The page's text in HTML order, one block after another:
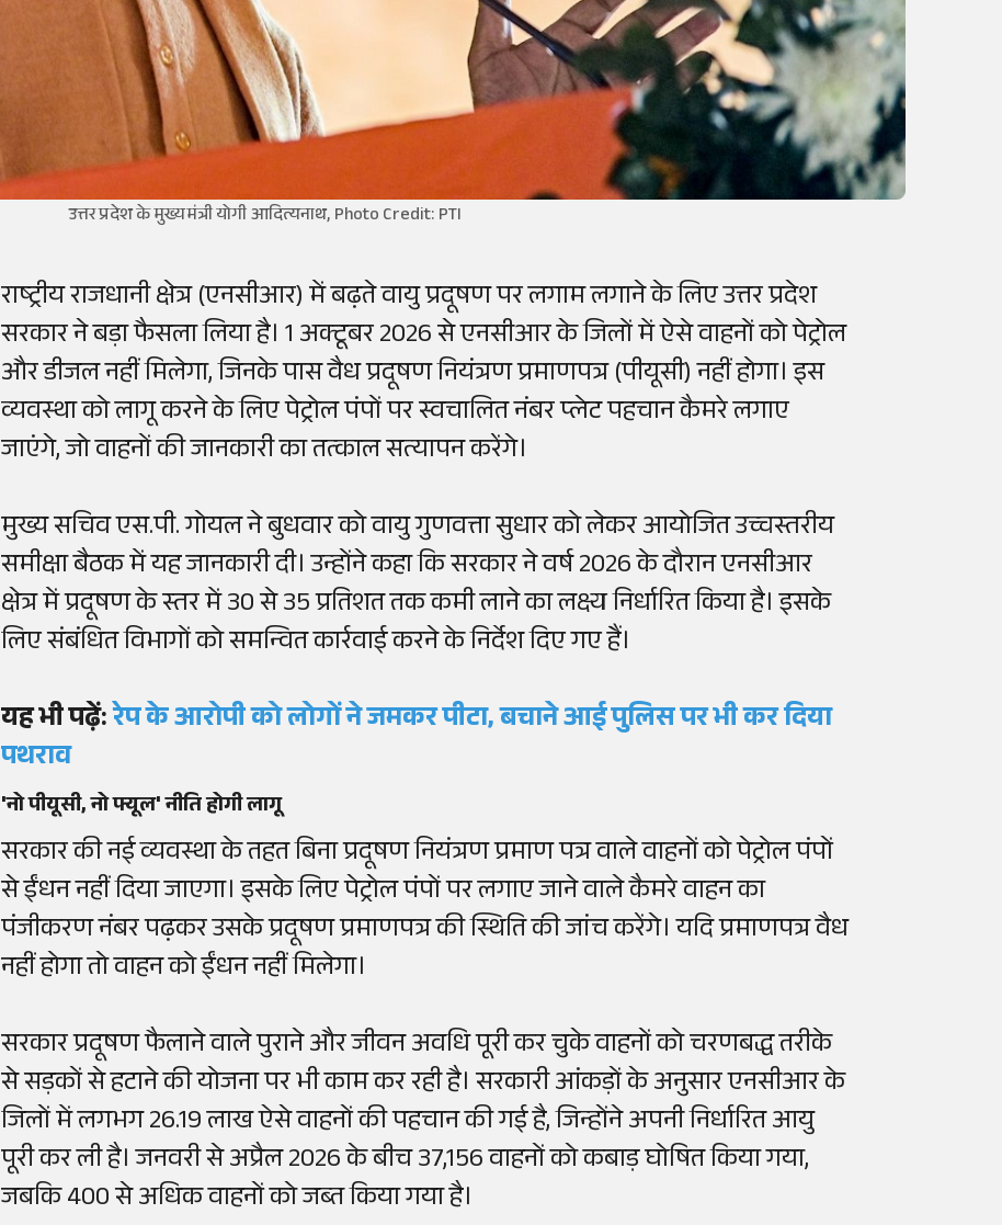
उत्तर प्रदेश के मुख्यमंत्री योगी आदित्यनाथ, Photo Credit: PTI
राष्ट्रीय राजधानी क्षेत्र (एनसीआर) में बढ़ते वायु प्रदूषण पर लगाम लगाने के लिए उत्तर प्रदेश
सरकार ने बड़ा फैसला लिया है। 1 अक्टूबर 2026 से एनसीआर के जिलों में ऐसे वाहनों को पेट्रोल
और डीजल नहीं मिलेगा, जिनके पास वैध प्रदूषण नियंत्रण प्रमाणपत्र (पीयूसी) नहीं होगा। इस
व्यवस्था को लागू करने के लिए पेट्रोल पंपों पर स्वचालित नंबर प्लेट पहचान कैमरे लगाए
जाएंगे, जो वाहनों की जानकारी का तत्काल सत्यापन करेंगे।
मुख्य सचिव एस.पी. गोयल ने बुधवार को वायु गुणवत्ता सुधार को लेकर आयोजित उच्चस्तरीय
समीक्षा बैठक में यह जानकारी दी। उन्होंने कहा कि सरकार ने वर्ष 2026 के दौरान एनसीआर
क्षेत्र में प्रदूषण के स्तर में 30 से 35 प्रतिशत तक कमी लाने का लक्ष्य निर्धारित किया है। इसके
लिए संबंधित विभागों को समन्वित कार्रवाई करने के निर्देश दिए गए हैं।
यह भी पढ़ें:रेप के आरोपी को लोगों ने जमकर पीटा, बचाने आई पुलिस पर भी कर दिया
पथराव
'नो पीयूसी, नो फ्यूल' नीति होगी लागू
सरकार की नई व्यवस्था के तहत बिना प्रदूषण नियंत्रण प्रमाण पत्र वाले वाहनों को पेट्रोल पंपों
से ईंधन नहीं दिया जाएगा। इसके लिए पेट्रोल पंपों पर लगाए जाने वाले कैमरे वाहन का
पंजीकरण नंबर पढ़कर उसके प्रदूषण प्रमाणपत्र की स्थिति की जांच करेंगे। यदि प्रमाणपत्र वैध
नहीं होगा तो वाहन को ईंधन नहीं मिलेगा।
सरकार प्रदूषण फैलाने वाले पुराने और जीवन अवधि पूरी कर चुके वाहनों को चरणबद्ध तरीके
से सड़कों से हटाने की योजना पर भी काम कर रही है। सरकारी आंकड़ों के अनुसार एनसीआर के
जिलों में लगभग 26.19 लाख ऐसे वाहनों की पहचान की गई है, जिन्होंने अपनी निर्धारित आयु
पूरी कर ली है। जनवरी से अप्रैल 2026 के बीच 37,156 वाहनों को कबाड़ घोषित किया गया,
जबकि 400 से अधिक वाहनों को जब्त किया गया है।